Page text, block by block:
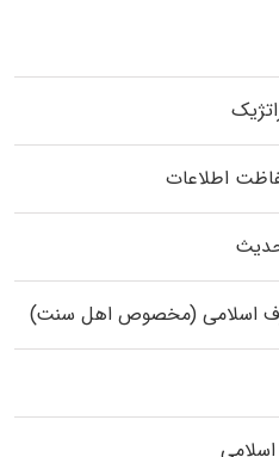
اطلاعات
اسلامی (مخصوص اهل سنت)